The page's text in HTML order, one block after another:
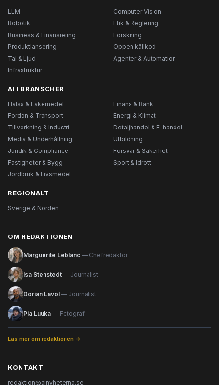
LLM
Computer Vision
Robotik
Etik & Reglering
Business & Finansiering
Forskning
Produktlansering
Öppen källkod
Tal & Ljud
Agenter & Automation
Infrastruktur
AI I BRANSCHER
Hälsa & Läkemedel
Finans & Bank
Fordon & Transport
Energi & Klimat
Tillverkning & Industri
Detaljhandel & E-handel
Media & Underhållning
Utbildning
Juridik & Compliance
Försvar & Säkerhet
Fastigheter & Bygg
Sport & Idrott
Jordbruk & Livsmedel
REGIONALT
Sverige & Norden
OM REDAKTIONEN
Marguerite Leblanc — Chefredaktör
Isa Stenstedt — Journalist
Dorian Lavol — Journalist
Pia Luuka — Fotograf
Läs mer om redaktionen →
KONTAKT
redaktion@ainyheterna.se